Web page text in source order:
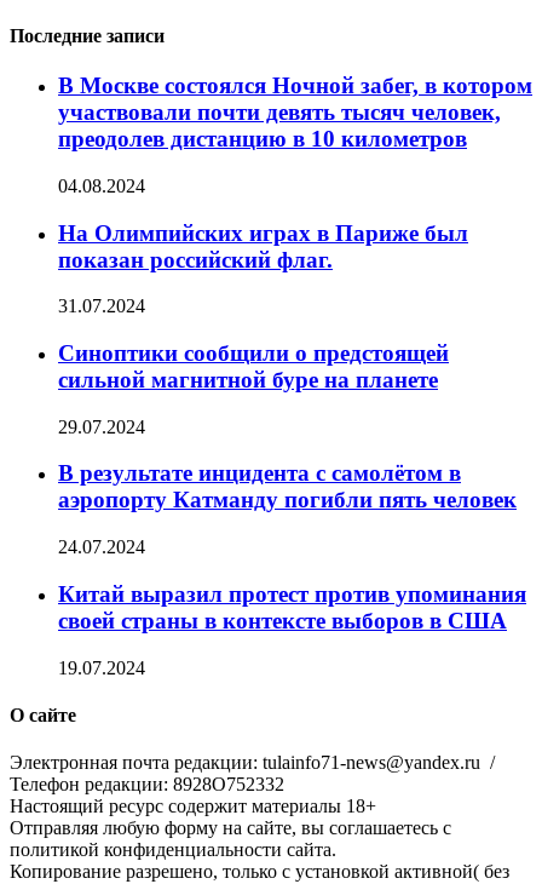
Последние записи
В Москве состоялся Ночной забег, в котором
участвовали почти девять тысяч человек,
преодолев дистанцию в 10 километров
04.08.2024
На Олимпийских играх в Париже был
показан российский флаг.
31.07.2024
Синоптики сообщили о предстоящей
сильной магнитной буре на планете
29.07.2024
В результате инцидента с самолётом в
аэропорту Катманду погибли пять человек
24.07.2024
Китай выразил протест против упоминания
своей страны в контексте выборов в США
19.07.2024
О сайте
Электронная почта редакции: tulainfo71-news@yandex.ru /
Телефон редакции: 8928O752332
Настоящий ресурс содержит материалы 18+
Отправляя любую форму на сайте, вы соглашаетесь с
политикой конфиденциальности сайта.
Копирование разрешено, только с установкой активной( без